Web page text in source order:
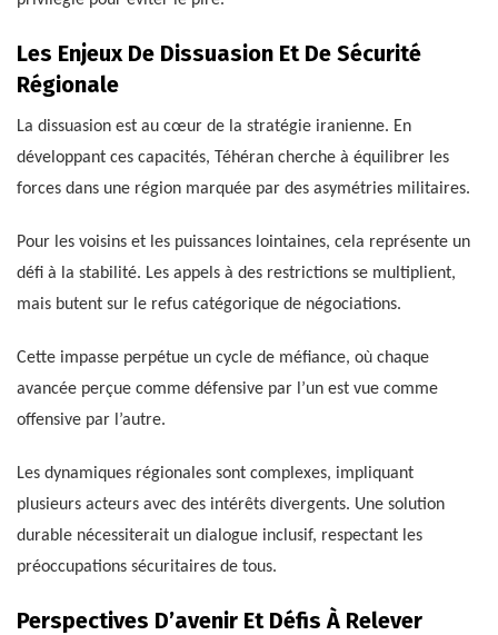
Les Enjeux De Dissuasion Et De Sécurité
Régionale
La dissuasion est au cœur de la stratégie iranienne. En
développant ces capacités, Téhéran cherche à équilibrer les
forces dans une région marquée par des asymétries militaires.
Pour les voisins et les puissances lointaines, cela représente un
défi à la stabilité. Les appels à des restrictions se multiplient,
mais butent sur le refus catégorique de négociations.
Cette impasse perpétue un cycle de méfiance, où chaque
avancée perçue comme défensive par l’un est vue comme
offensive par l’autre.
Les dynamiques régionales sont complexes, impliquant
plusieurs acteurs avec des intérêts divergents. Une solution
durable nécessiterait un dialogue inclusif, respectant les
préoccupations sécuritaires de tous.
Perspectives D’avenir Et Défis À Relever